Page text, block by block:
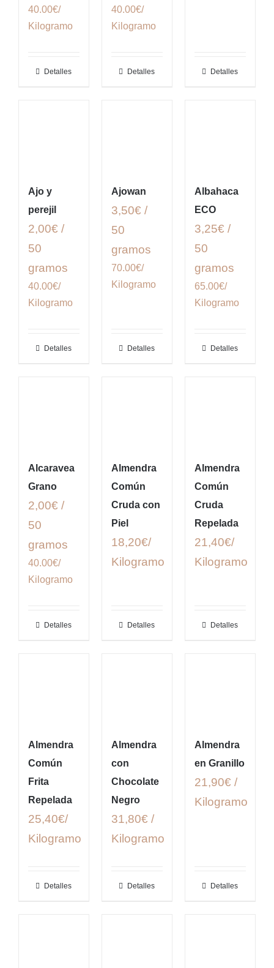
40.00€/
Kilogramo
Detalles
40.00€/
Kilogramo
Detalles Detalles
Ajo y
perejil
2,00€ /
50
gramos
40.00€/
Kilogramo
Detalles
Ajowan
3,50€ /
50
gramos
70.00€/
Kilogramo
Detalles
Albahaca
ECO
3,25€ /
50
gramos
65.00€/
Kilogramo
Detalles
Alcaravea
Grano
2,00€ /
50
gramos
40.00€/
Kilogramo
Detalles
Almendra
Común
Cruda con
Piel
18,20€/
Kilogramo
Detalles
Almendra
Común
Cruda
Repelada
21,40€/
Kilogramo
Detalles
Almendra
Común
Frita
Repelada
25,40€/
Kilogramo
Detalles
Almendra
con
Chocolate
Negro
31,80€ /
Kilogramo
Detalles
Almendra
en Granillo
21,90€ /
Kilogramo
Detalles